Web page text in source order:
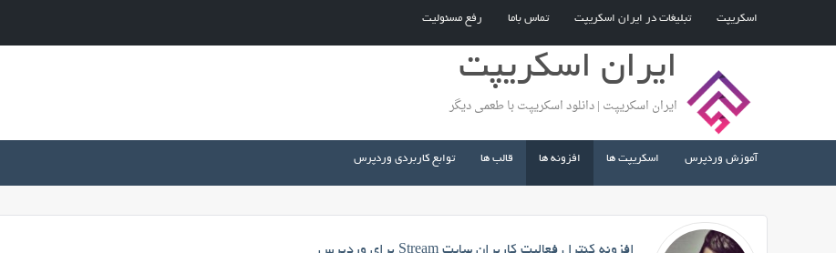
اسکریپت تبلیغات در ایران اسکریپت تماس باما رفع مسئولیت
ایران اسکریپت
ایران اسکریپت | دانلود اسکریپت با طعمی دیگر
آموزش وردپرس اسکریپت ها افزونه ها قالب ها توابع کاربردی وردپرس